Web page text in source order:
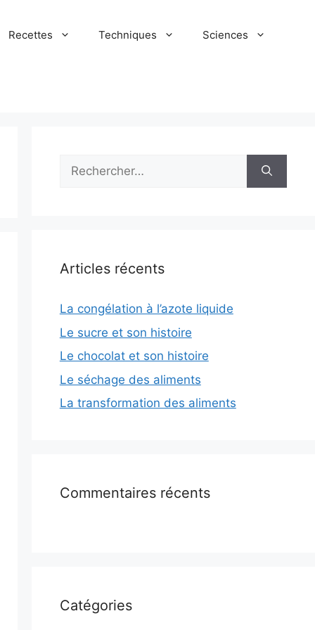
Recettes Techniques Sciences
Rechercher :
Articles récents
La congélation à l’azote liquide
Le sucre et son histoire
Le chocolat et son histoire
Le séchage des aliments
La transformation des aliments
Commentaires récents
Catégories